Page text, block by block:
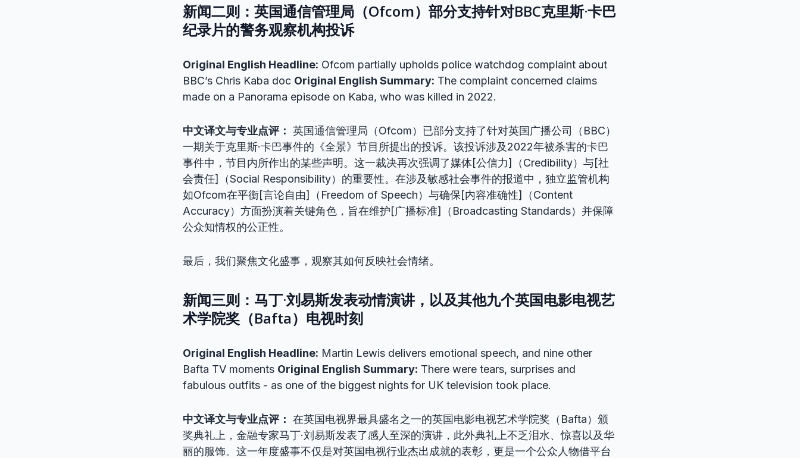
新闻二则：英国通信管理局（Ofcom）部分支持针对BBC克里斯·卡巴
纪录片的警务观察机构投诉
Original English Headline: Ofcom partially upholds police watchdog complaint about
BBC’s Chris Kaba doc Original English Summary: The complaint concerned claims
made on a Panorama episode on Kaba, who was killed in 2022.
中文译文与专业点评： 英国通信管理局（Ofcom）已部分支持了针对英国广播公司（BBC）
一期关于克里斯·卡巴事件的《全景》节目所提出的投诉。该投诉涉及2022年被杀害的卡巴
事件中，节目内所作出的某些声明。这一裁决再次强调了媒体[公信力]（Credibility）与[社
会责任]（Social Responsibility）的重要性。在涉及敏感社会事件的报道中，独立监管机构
如Ofcom在平衡[言论自由]（Freedom of Speech）与确保[内容准确性]（Content
Accuracy）方面扮演着关键角色，旨在维护[广播标准]（Broadcasting Standards）并保障
公众知情权的公正性。
最后，我们聚焦文化盛事，观察其如何反映社会情绪。
新闻三则：马丁·刘易斯发表动情演讲，以及其他九个英国电影电视艺
术学院奖（Bafta）电视时刻
Original English Headline: Martin Lewis delivers emotional speech, and nine other
Bafta TV moments Original English Summary: There were tears, surprises and
fabulous outfits - as one of the biggest nights for UK television took place.
中文译文与专业点评： 在英国电视界最具盛名之一的英国电影电视艺术学院奖（Bafta）颁
奖典礼上，金融专家马丁·刘易斯发表了感人至深的演讲，此外典礼上不乏泪水、惊喜以及华
丽的服饰。这一年度盛事不仅是对英国电视行业杰出成就的表彰，更是一个公众人物借平台